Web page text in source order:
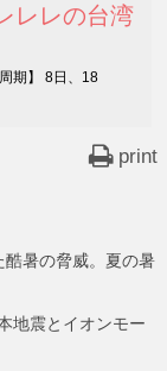
レレの台湾
期】 8日、18
print
暑の脅威。夏の暑
地震とイオンモー